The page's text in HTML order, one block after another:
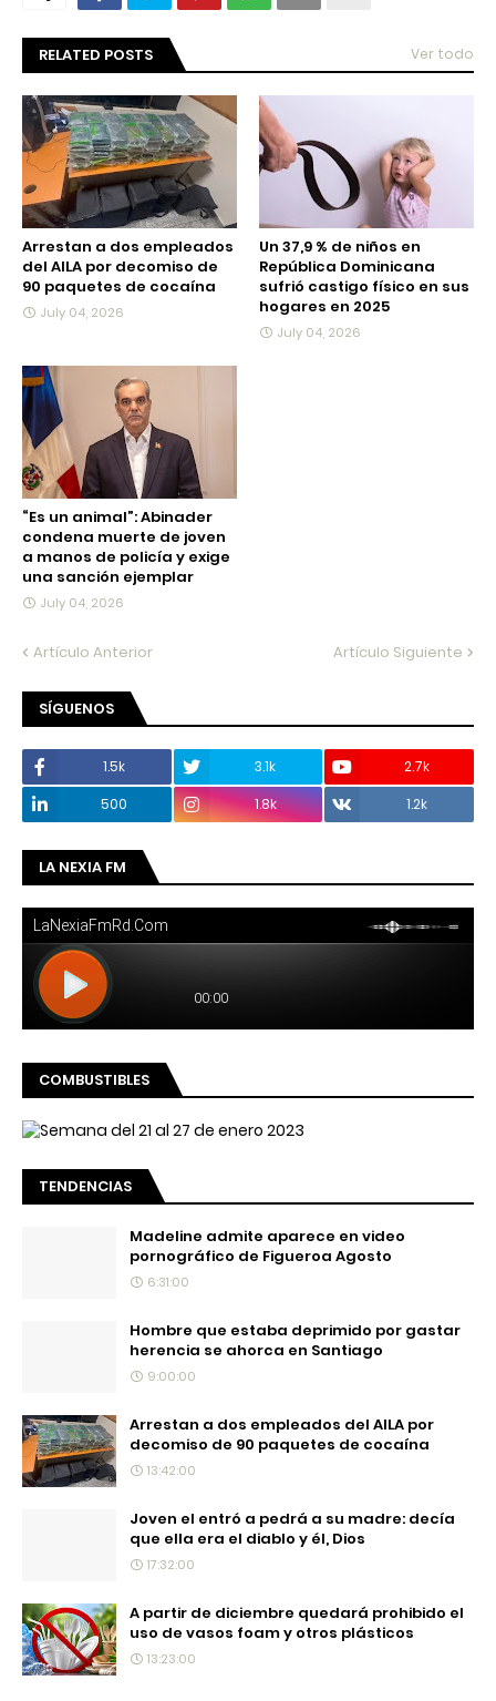
RELATED POSTS Ver todo
Arrestan a dos empleados
del AILA por decomiso de
90 paquetes de cocaína
July 04, 2026
Un 37,9 % de niños en
República Dominicana
sufrió castigo físico en sus
hogares en 2025
July 04, 2026
“Es un animal”: Abinader
condena muerte de joven
a manos de policía y exige
una sanción ejemplar
July 04, 2026
Artículo Anterior Artículo Siguiente
SÍGUENOS
1.5k 3.1k
2.7k
500
1.8k 1.2k
LA NEXIA FM
COMBUSTIBLES
TENDENCIAS
Madeline admite aparece en video
pornográfico de Figueroa Agosto
6:31:00
Hombre que estaba deprimido por gastar
herencia se ahorca en Santiago
9:00:00
Arrestan a dos empleados del AILA por
decomiso de 90 paquetes de cocaína
13:42:00
Joven el entró a pedrá a su madre: decía
que ella era el diablo y él, Dios
17:32:00
A partir de diciembre quedará prohibido el
uso de vasos foam y otros plásticos
13:23:00